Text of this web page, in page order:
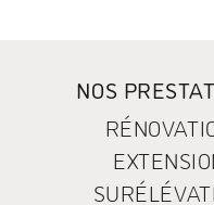
NOS